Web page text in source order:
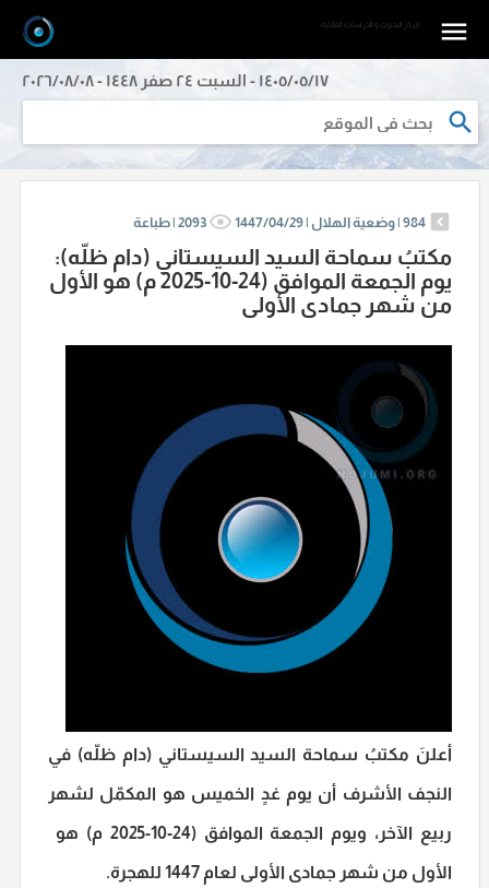
١٤٠٥/٠٥/١٧ - السبت ٢٤ صفر ١٤٤٨ - ٢٠٢٦/٠٨/٠٨
مرکز البحوث و الدراسات الفلکیة
984
| وضعية الهلال | 1447/04/29
2093
| طباعة
مكتبُ سماحة السيد السيستاني (دام ظلّه):
يوم الجمعة الموافق (24-10-2025 م) هو الأول
من شهر جمادى الأولى
أعلنَ مكتبُ سماحة السيد السيستاني (دام ظلّه) في
النجف الأشرف أن يوم غدٍ الخميس هو المكمّل لشهر
ربيع الآخر، ويوم الجمعة الموافق (24-10-2025 م) هو
الأول من شهر جمادى الأولى لعام 1447 للهجرة.